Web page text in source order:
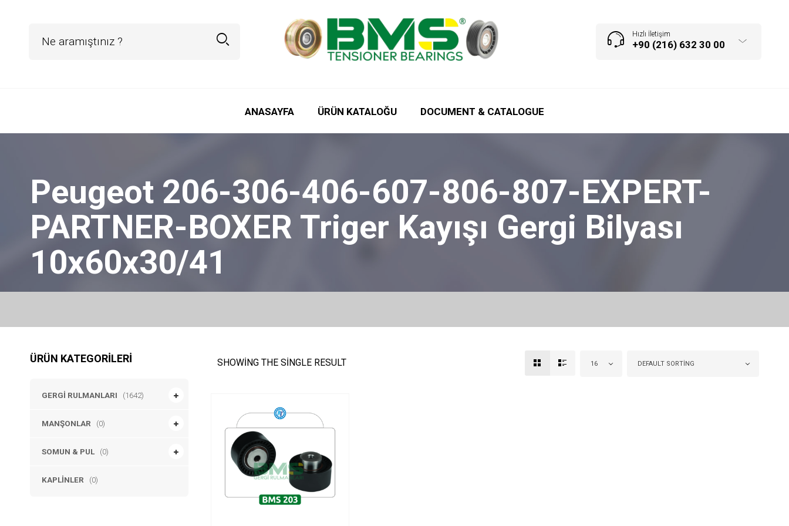
Hızlı İletişim
+90 (216) 632 30 00
ANASAYFA ÜRÜN KATALOĞU DOCUMENT & CATALOGUE
Peugeot 206-306-406-607-806-807-EXPERT-
PARTNER-BOXER Triger Kayışı Gergi Bilyası
10x60x30/41
ÜRÜN KATEGORILERI
GERGI RULMANLARI (1642)
MANŞONLAR (0)
SOMUN & PUL (0)
KAPLINLER (0)
SHOWING THE SINGLE RESULT 16 DEFAULT SORTING